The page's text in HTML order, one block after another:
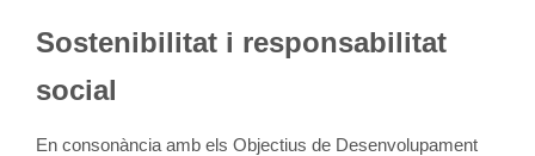
Sostenibilitat i responsabilitat
social
En consonància amb els Objectius de Desenvolupament